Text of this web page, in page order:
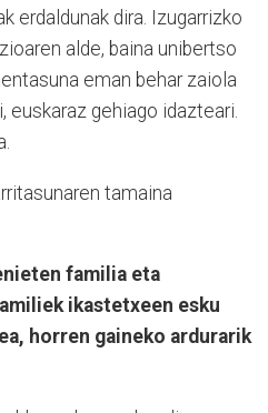
erdaldunak dira. Izugarrizko
alde, baina unibertso
eman behar zaiola
euskaraz gehiago idazteari.
tamaina
familia eta
ikastetxeen esku
horren gaineko ardurarik